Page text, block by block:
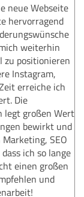
neue Webseite
hervorragend
weiterhin
zu positionieren
Instagram,
erreiche ich
Die
legt großen Wert
bewirkt und
SEO
ich so lange
einen großen
und